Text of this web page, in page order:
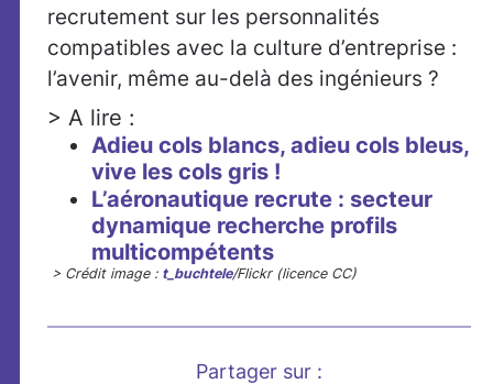
recrutement sur les personnalités
compatibles avec la culture d’entreprise :
l’avenir, même au-delà des ingénieurs ?
> A lire :
Adieu cols blancs, adieu cols bleus,
vive les cols gris !
L’aéronautique recrute : secteur
dynamique recherche profils
multicompétents
> Crédit image : t_buchtele/Flickr (licence CC)
Partager sur :